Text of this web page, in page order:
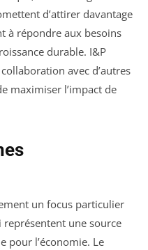
d’attirer davantage
à répondre aux besoins
durable. I&P
avec d’autres
maximiser l’impact de
un focus particulier
représentent une source
pour l’économie. Le